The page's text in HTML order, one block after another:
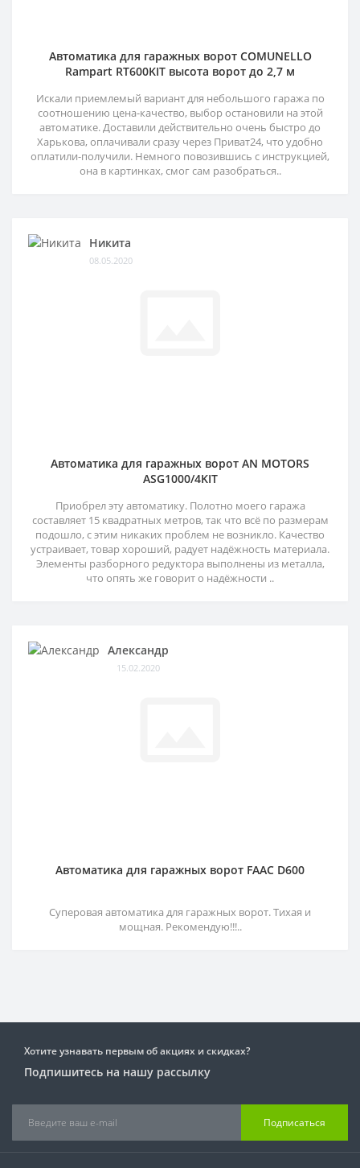
Автоматика для гаражных ворот COMUNELLO
Rampart RT600KIT высота ворот до 2,7 м
Искали приемлемый вариант для небольшого гаража по
соотношению цена-качество, выбор остановили на этой
автоматике. Доставили действительно очень быстро до
Харькова, оплачивали сразу через Приват24, что удобно
оплатили-получили. Немного повозившись с инструкцией,
она в картинках, смог сам разобраться..
Никита
08.05.2020
Автоматика для гаражных ворот AN MOTORS
ASG1000/4KIT
Приобрел эту автоматику. Полотно моего гаража
составляет 15 квадратных метров, так что всё по размерам
подошло, с этим никаких проблем не возникло. Качество
устраивает, товар хороший, радует надёжность материала.
Элементы разборного редуктора выполнены из металла,
что опять же говорит о надёжности ..
Александр
15.02.2020
Автоматика для гаражных ворот FAAC D600
Суперовая автоматика для гаражных ворот. Тихая и
мощная. Рекомендую!!!..
Хотите узнавать первым об акциях и скидках?
Подпишитесь на нашу рассылку
Подписаться